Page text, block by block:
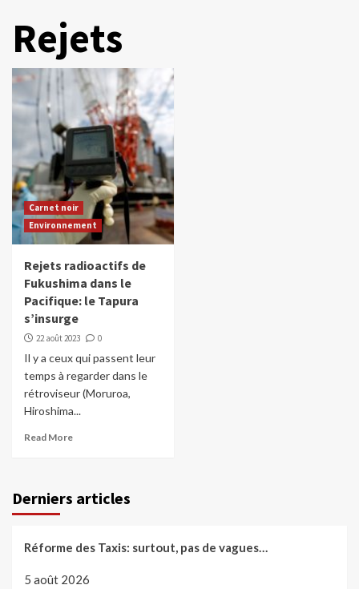
Rejets
Carnet noir
Environnement
Rejets radioactifs de
Fukushima dans le
Pacifique: le Tapura
s’insurge
22 août 2023 0
Il y a ceux qui passent leur
temps à regarder dans le
rétroviseur (Moruroa,
Hiroshima...
Read More
Derniers articles
Réforme des Taxis: surtout, pas de vagues…
5 août 2026